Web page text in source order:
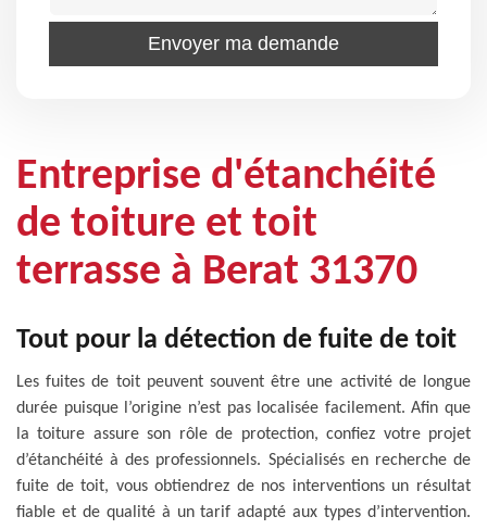
Entreprise d'étanchéité
de toiture et toit
terrasse à Berat 31370
Tout pour la détection de fuite de toit
Les fuites de toit peuvent souvent être une activité de longue
durée puisque l’origine n’est pas localisée facilement. Afin que
la toiture assure son rôle de protection, confiez votre projet
d’étanchéité à des professionnels. Spécialisés en recherche de
fuite de toit, vous obtiendrez de nos interventions un résultat
fiable et de qualité à un tarif adapté aux types d’intervention.